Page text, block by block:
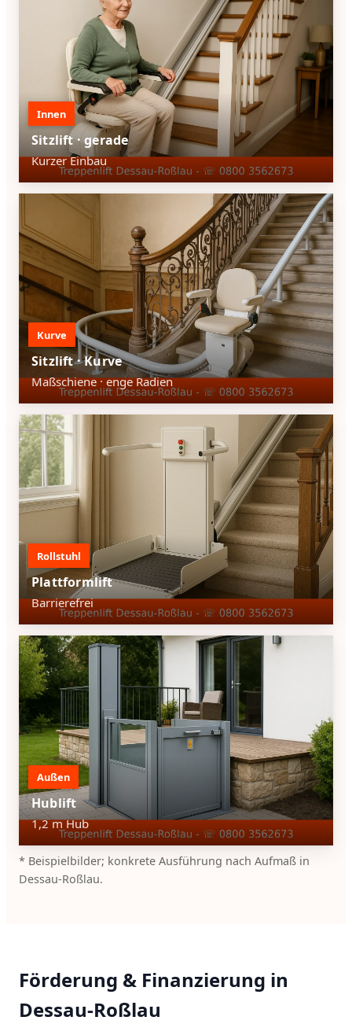
Innen
Sitzlift · gerade
Kurzer Einbau
Kurve
Sitzlift · Kurve
Maßschiene · enge Radien
Rollstuhl
Plattformlift
Barrierefrei
Außen
Hublift
1,2 m Hub
* Beispielbilder; konkrete Ausführung nach Aufmaß in
Dessau-Roßlau.
Förderung & Finanzierung in
Dessau-Roßlau